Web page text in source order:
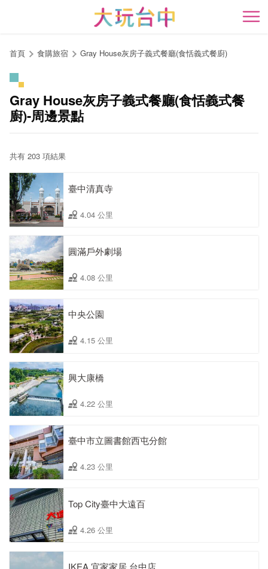
開
首頁 食購旅宿 Gray House灰房子義式餐廳(食恬義式餐廚)
Gray House灰房子義式餐廳(食恬義式餐
廚)-周邊景點
共有 203 項結果
臺中清真寺
4.04 公里
圓滿戶外劇場
4.08 公里
中央公園
4.15 公里
興大康橋
4.22 公里
臺中市立圖書館西屯分館
4.23 公里
Top City臺中大遠百
4.26 公里
IKEA 宜家家居 台中店